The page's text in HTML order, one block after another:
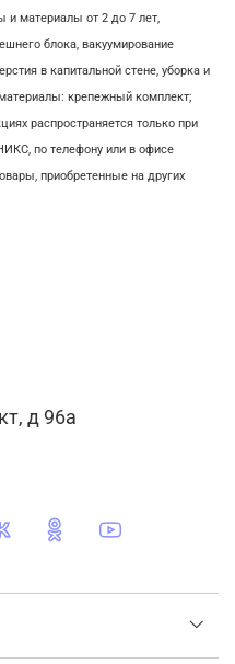
и материалы от 2 до 7 лет,
блока, вакуумирование
в капитальной стене, уборка и
атериалы: крепежный комплект;
распространяется только при
по телефону или в офисе
приобретенные на других
д 96а